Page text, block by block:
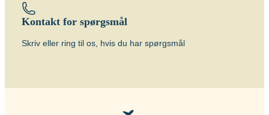
Kontakt for spørgsmål
Skriv eller ring til os, hvis du har spørgsmål